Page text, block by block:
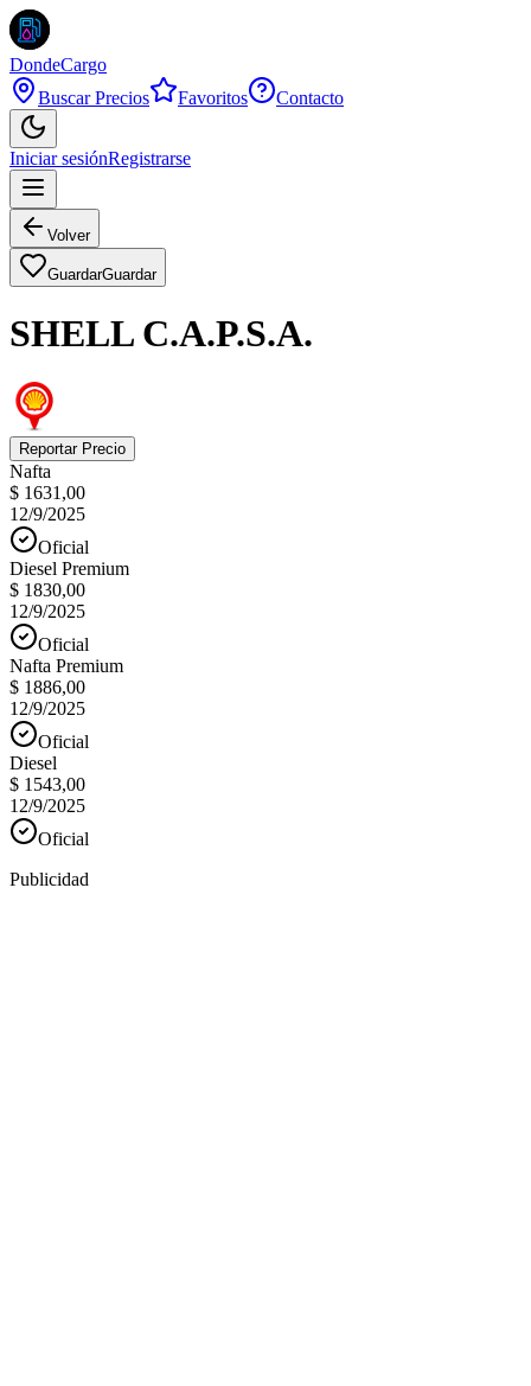
DondeCargo
Buscar Precios
Favoritos Contacto
Iniciar sesiónRegistrarse
Volver
GuardarGuardar
SHELL C.A.P.S.A.
Reportar Precio
Nafta
$ 1631,00
12/9/2025
Oficial
Diesel Premium
$ 1830,00
12/9/2025
Oficial
Nafta Premium
$ 1886,00
12/9/2025
Oficial
Diesel
$ 1543,00
12/9/2025
Oficial
Publicidad